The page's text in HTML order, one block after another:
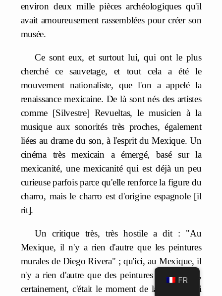
environ deux mille pièces archéologiques qu'il
avait amoureusement rassemblées pour créer son
musée.
Ce sont eux, et surtout lui, qui ont le plus
cherché ce sauvetage, et tout cela a été le
mouvement nationaliste, que l'on a appelé la
renaissance mexicaine. De là sont nés des artistes
comme [Silvestre] Revueltas, le musicien à la
musique aux sonorités très proches, également
liées au drame du son, à l'esprit du Mexique. Un
cinéma très mexicain a émergé, basé sur la
mexicanité, une mexicanité qui est déjà un peu
curieuse parfois parce qu'elle renforce la figure du
charro, mais le charro est d'origine espagnole [il
rit].
Un critique très, très hostile a dit : "Au
Mexique, il n'y a rien d'autre que les peintures
murales de Diego Rivera" ; qu'ici, au Mexique, il
n'y a rien d'autre que des peintures murales. Et,
certainement, c'était le moment de la culture qui
FR